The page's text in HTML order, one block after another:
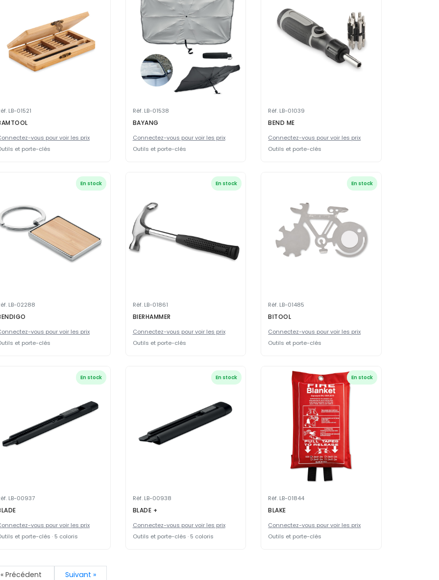
LB-01521
vous pour voir les prix
et porte-clés
Réf. LB-01538
BAYANG
Connectez-vous pour voir les prix
Outils et porte-clés
Réf. LB-01039
BEND ME
Connectez-vous pour voir les prix
Outils et porte-clés
En stock
LB-02288
vous pour voir les prix
et porte-clés
En stock
Réf. LB-01861
BIERHAMMER
Connectez-vous pour voir les prix
Outils et porte-clés
En stock
Réf. LB-01485
BITOOL
Connectez-vous pour voir les prix
Outils et porte-clés
En stock
LB-00937
vous pour voir les prix
et porte-clés · 5 coloris
En stock
Réf. LB-00938
BLADE +
Connectez-vous pour voir les prix
Outils et porte-clés · 5 coloris
En stock
Réf. LB-01844
BLAKE
Connectez-vous pour voir les prix
Outils et porte-clés
« Précédent Suivant »